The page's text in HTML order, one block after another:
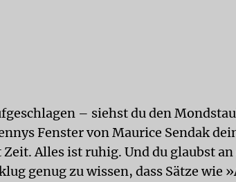
– siehst du den
Fenster von Maurice Sendak
Alles ist ruhig. Und du glaubst
genug zu wissen, dass Sätze wie